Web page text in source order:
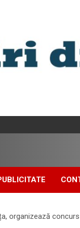
organizează